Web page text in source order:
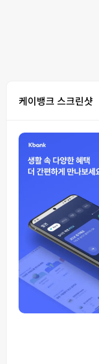
케이뱅크 스크린샷